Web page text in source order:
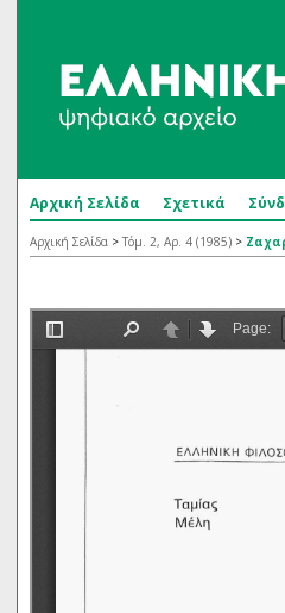
Αρχική Σελίδα Σχετικά
Αρχική Σελίδα > Τόμ. 2, Αρ. 4 (1985) >